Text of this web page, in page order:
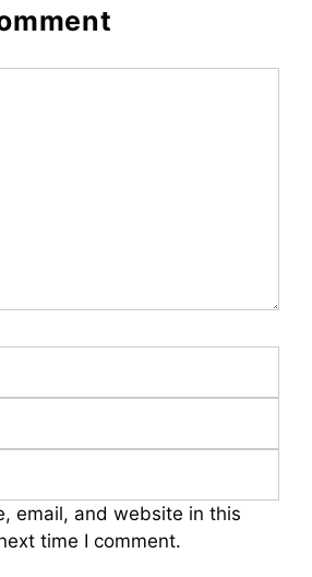
email, and website in this
time I comment.